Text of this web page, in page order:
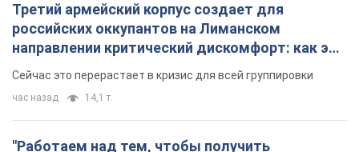
Третий армейский корпус создает для
российских оккупантов на Лиманском
направлении критический дискомфорт: как это
удалось
Сейчас это перерастает в кризис для всей группировки
час назад 14,1 т.
"Работаем над тем, чтобы получить